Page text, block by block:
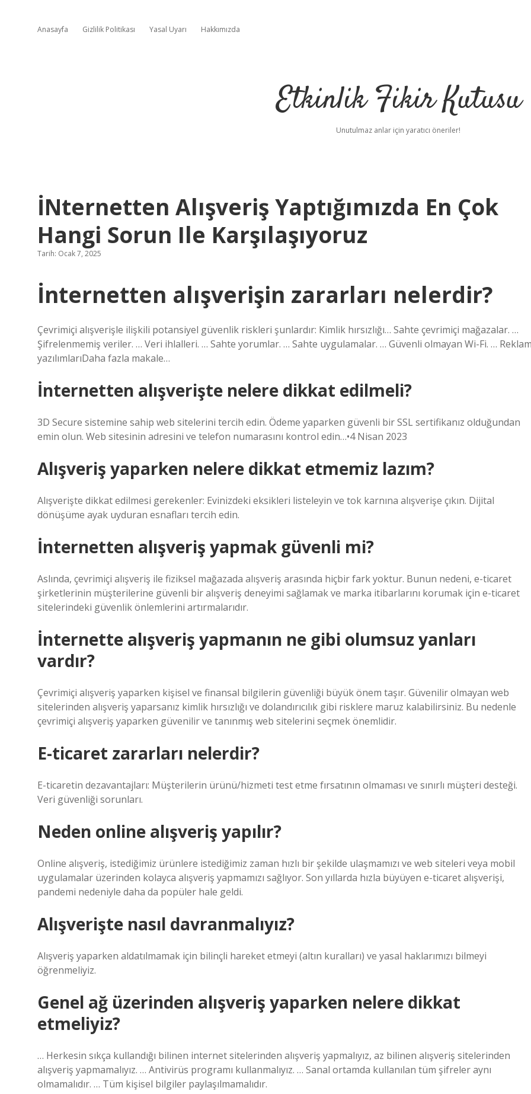
Anasayfa Gizlilik Politikası Yasal Uyarı Hakkımızda
Etkinlik Fikir Kutusu
Unutulmaz anlar için yaratıcı öneriler!
İNternetten Alışveriş Yaptığımızda En Çok
Hangi Sorun Ile Karşılaşıyoruz
Tarih: Ocak 7, 2025
İnternetten alışverişin zararları nelerdir?
Çevrimiçi alışverişle ilişkili potansiyel güvenlik riskleri şunlardır: Kimlik hırsızlığı… Sahte çevrimiçi mağazalar. …
Şifrelenmemiş veriler. … Veri ihlalleri. … Sahte yorumlar. … Sahte uygulamalar. … Güvenli olmayan Wi-Fi. … Reklam
yazılımlarıDaha fazla makale…
İnternetten alışverişte nelere dikkat edilmeli?
3D Secure sistemine sahip web sitelerini tercih edin. Ödeme yaparken güvenli bir SSL sertifikanız olduğundan
emin olun. Web sitesinin adresini ve telefon numarasını kontrol edin…•4 Nisan 2023
Alışveriş yaparken nelere dikkat etmemiz lazım?
Alışverişte dikkat edilmesi gerekenler: Evinizdeki eksikleri listeleyin ve tok karnına alışverişe çıkın. Dijital
dönüşüme ayak uyduran esnafları tercih edin.
İnternetten alışveriş yapmak güvenli mi?
Aslında, çevrimiçi alışveriş ile fiziksel mağazada alışveriş arasında hiçbir fark yoktur. Bunun nedeni, e-ticaret
şirketlerinin müşterilerine güvenli bir alışveriş deneyimi sağlamak ve marka itibarlarını korumak için e-ticaret
sitelerindeki güvenlik önlemlerini artırmalarıdır.
İnternette alışveriş yapmanın ne gibi olumsuz yanları
vardır?
Çevrimiçi alışveriş yaparken kişisel ve finansal bilgilerin güvenliği büyük önem taşır. Güvenilir olmayan web
sitelerinden alışveriş yaparsanız kimlik hırsızlığı ve dolandırıcılık gibi risklere maruz kalabilirsiniz. Bu nedenle
çevrimiçi alışveriş yaparken güvenilir ve tanınmış web sitelerini seçmek önemlidir.
E-ticaret zararları nelerdir?
E-ticaretin dezavantajları: Müşterilerin ürünü/hizmeti test etme fırsatının olmaması ve sınırlı müşteri desteği.
Veri güvenliği sorunları.
Neden online alışveriş yapılır?
Online alışveriş, istediğimiz ürünlere istediğimiz zaman hızlı bir şekilde ulaşmamızı ve web siteleri veya mobil
uygulamalar üzerinden kolayca alışveriş yapmamızı sağlıyor. Son yıllarda hızla büyüyen e-ticaret alışverişi,
pandemi nedeniyle daha da popüler hale geldi.
Alışverişte nasıl davranmalıyız?
Alışveriş yaparken aldatılmamak için bilinçli hareket etmeyi (altın kuralları) ve yasal haklarımızı bilmeyi
öğrenmeliyiz.
Genel ağ üzerinden alışveriş yaparken nelere dikkat
etmeliyiz?
… Herkesin sıkça kullandığı bilinen internet sitelerinden alışveriş yapmalıyız, az bilinen alışveriş sitelerinden
alışveriş yapmamalıyız. … Antivirüs programı kullanmalıyız. … Sanal ortamda kullanılan tüm şifreler aynı
olmamalıdır. … Tüm kişisel bilgiler paylaşılmamalıdır.